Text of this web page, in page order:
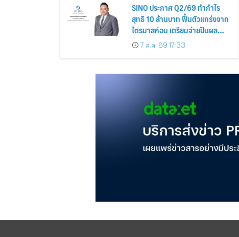
SINO ประกาศ Q2/69 ทำกำไร
สุทธิ 10 ล้านบาท ฟื้นตัวแกร่งจาก
ไตรมาสก่อน เตรียมจ่ายปันผล
ระหว่างกาล 0.014423 บาทต่อหุ้น
ครึ่งปีหลังมุ่งเติบโตต่อเนื่อง
7 ส.ค. 69 17:33